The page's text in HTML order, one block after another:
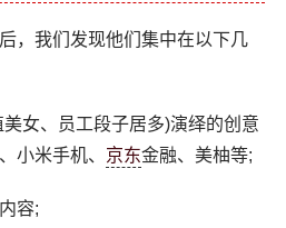
，我们发现他们集中在以下几
女、员工段子居多)演绎的创意
、小米手机、 京东金融、美柚等;
容;